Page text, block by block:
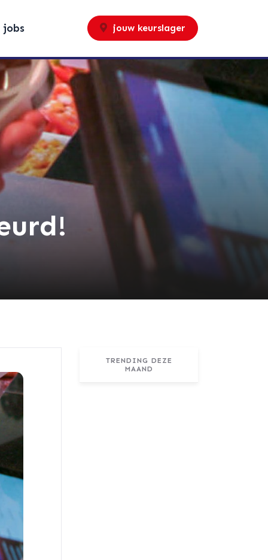
jobs jouw keurslager
TRENDING DEZE
MAAND